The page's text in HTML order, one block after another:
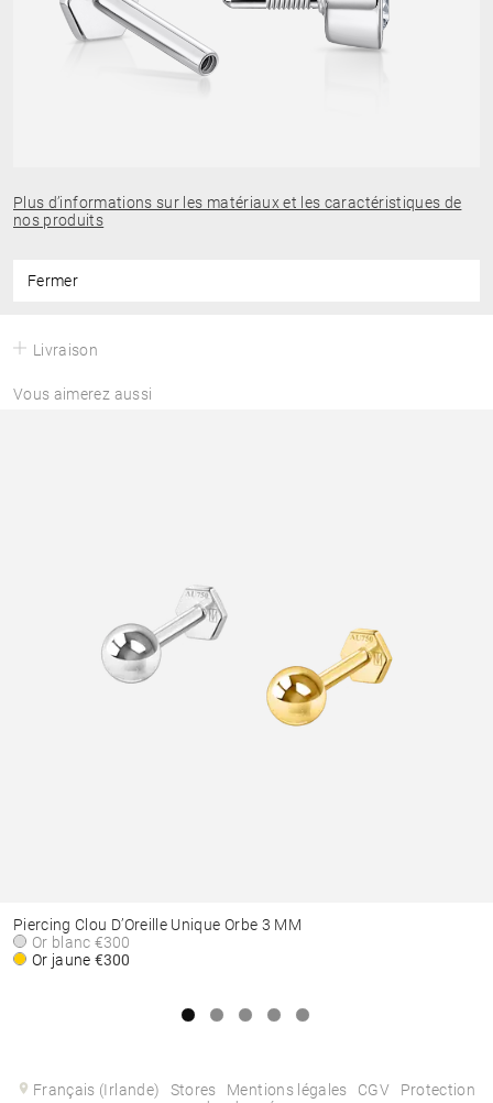
Plus d’informations sur les matériaux et les caractéristiques de
nos produits
Fermer
Livraison
Vous aimerez aussi
Piercing Clou D’Oreille Unique Orbe 3 MM
Or blanc€300
Or jaune€300
Français (Irlande) Stores Mentions légales CGV
Protection